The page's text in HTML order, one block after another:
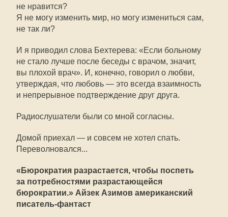
не нравится?
Я не могу изменить мир, но могу измениться сам,
не так ли?
И я приводил слова Бехтерева: «Если больному
не стало лучше после беседы с врачом, значит,
вы плохой врач». И, конечно, говорил о любви,
утверждая, что любовь — это всегда взаимность
и непрерывное подтверждение друг друга.
Радиослушатели были со мной согласны.
Домой приехал — и совсем не хотел спать.
Переволновался...
«Бюрократия разрастается, чтобы поспеть
за потребностями разрастающейся
бюрократии.» Айзек Азимов американский
писатель-фантаст